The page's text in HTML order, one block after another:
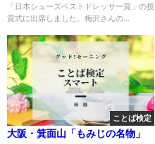
「日本シューズベストドレッサー賞」の授
賞式に出席しました。梅沢さんの...
ことば検定
大阪・箕面山「もみじの名物」